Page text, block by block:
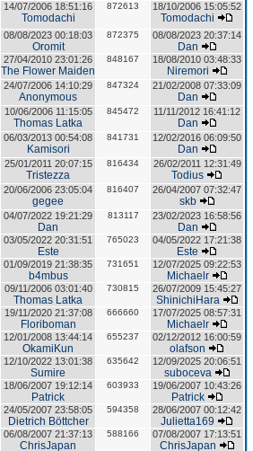
14/07/2006 18:51:16
Tomodachi
872613 18/10/2006 15:05:52
Tomodachi
08/08/2023 00:18:03
Oromit
872375 08/08/2023 20:37:14
Dan
27/04/2010 23:01:26
The Flower Maiden
848167 18/08/2010 03:48:33
Niremori
24/07/2006 14:10:29
Anonymous
847324 21/02/2008 07:33:09
Dan
10/06/2006 11:15:05
Thomas Latka
845472 11/11/2012 16:41:12
Dan
06/03/2013 00:54:08
Kamisori
841731 12/02/2016 06:09:50
Dan
25/01/2011 20:07:15
Tristezza
816434 26/02/2011 12:31:49
Todius
20/06/2006 23:05:04
gegee
816407 26/04/2007 07:32:47
skb
04/07/2022 19:21:29
Dan
813117 23/02/2023 16:58:56
Dan
03/05/2022 20:31:51
Este
765023 04/05/2022 17:21:38
Este
01/09/2019 21:38:35
b4mbus
731651 12/07/2025 09:22:53
Michaelr
09/11/2006 03:01:40
Thomas Latka
730815 26/07/2009 15:45:27
ShinichiHara
19/11/2020 21:37:08
Floriboman
666660 17/07/2025 08:57:31
Michaelr
12/01/2008 13:44:14
OkamiKun
655237 02/12/2012 16:00:59
olafson
12/10/2022 13:01:38
Sumire
635642 12/09/2025 20:06:51
suboceva
18/06/2007 19:12:14
Patrick
603933 19/06/2007 10:43:26
Patrick
24/05/2007 23:58:05
Dietrich Böttcher
594358 28/06/2007 00:12:42
Julietta169
06/08/2007 21:37:13
ChrisJapan
588166 07/08/2007 17:13:51
ChrisJapan